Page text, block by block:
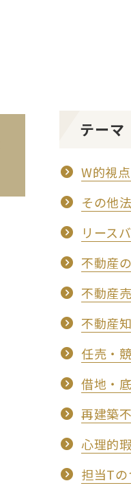
テーマ
W的視
その他
リース
不動産
不動産
不動産
任売・
借地・
再建築
心理的
担当T